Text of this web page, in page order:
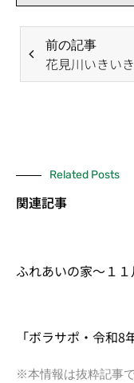
前の記事
Related Posts
関連記事
ふれあいの家～１
「ボラサポ・令和
※本情報は抜粋記事